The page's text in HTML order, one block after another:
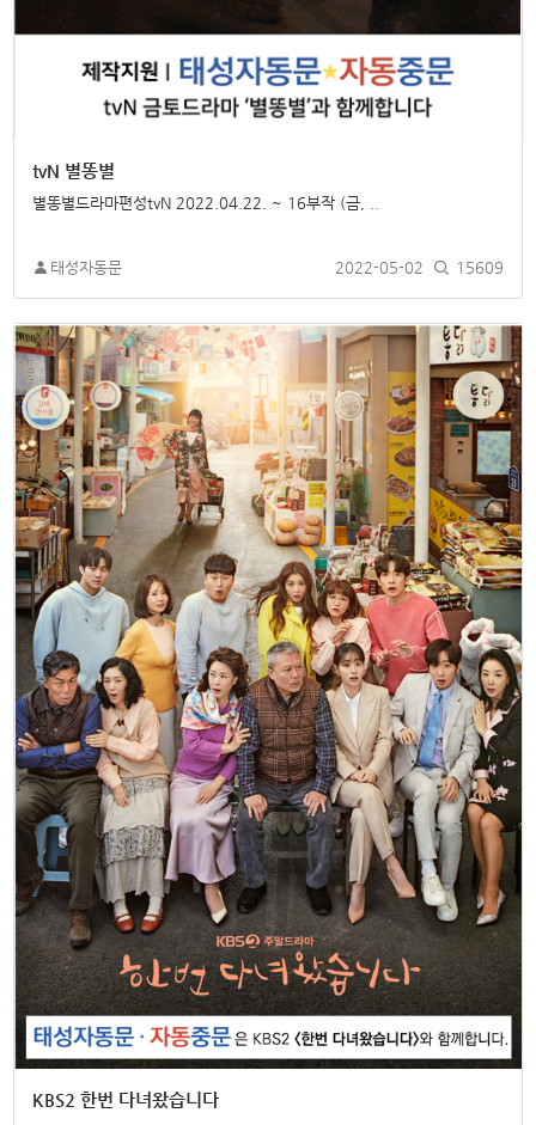
tvN 별똥별
별똥별드라마편성tvN 2022.04.22. ~ 16부작 (금, ..
태성자동문 2022-05-02 15609
KBS2 한번 다녀왔습니다